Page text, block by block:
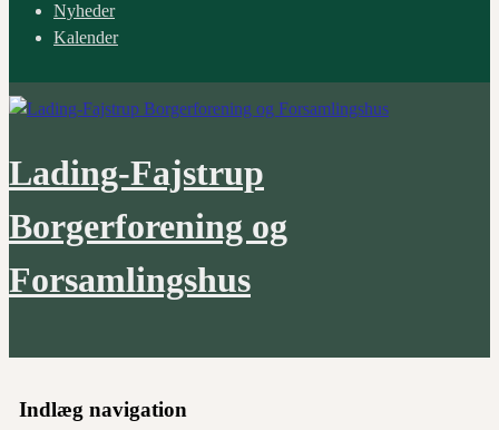
Nyheder
Kalender
Lading-Fajstrup
Borgerforening og
Forsamlingshus
Indlæg navigation